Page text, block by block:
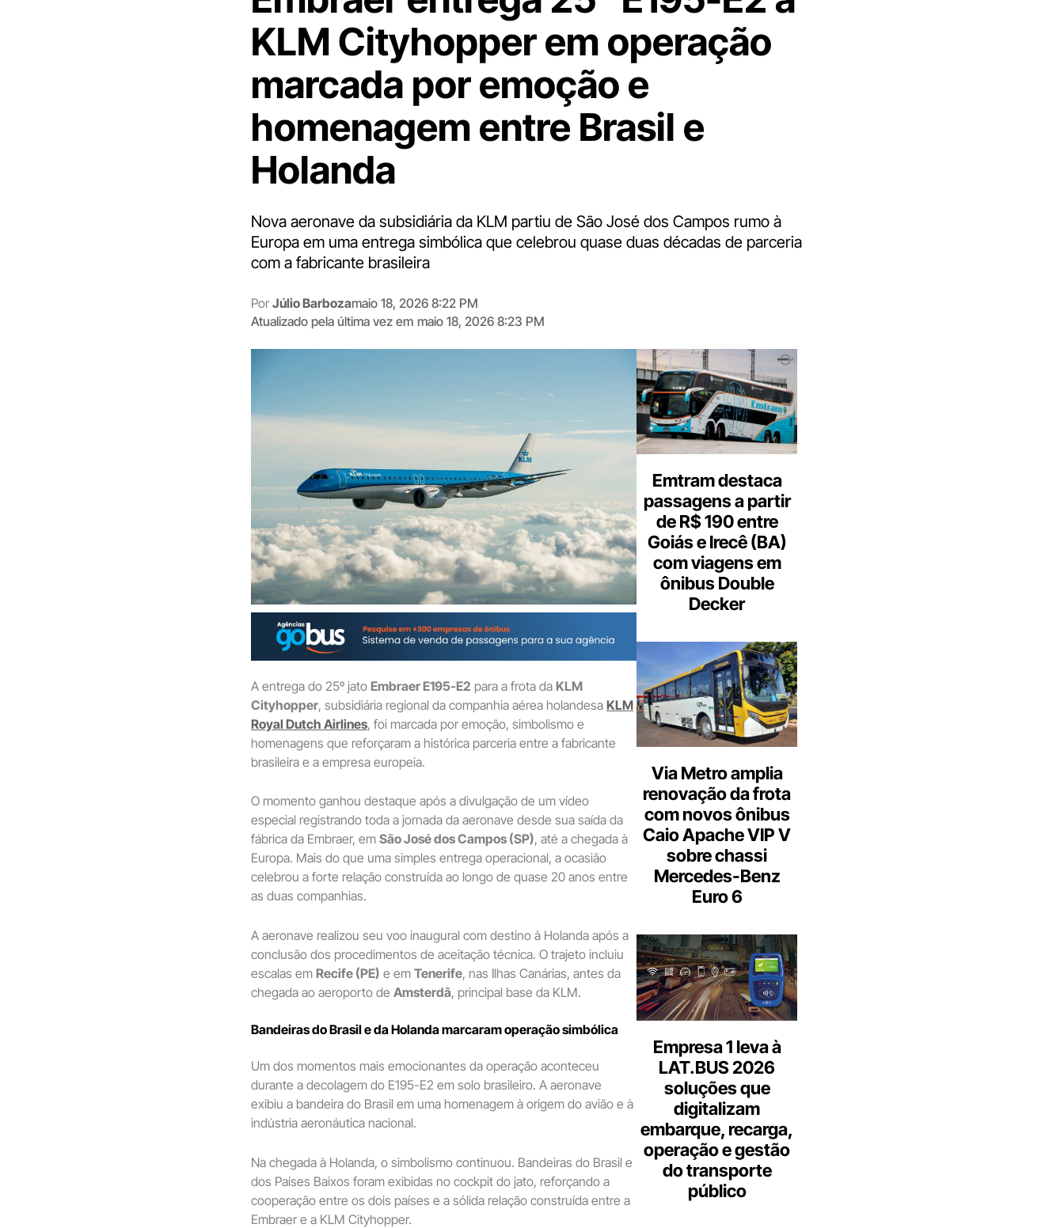
KLM Cityhopper em operação
marcada por emoção e
homenagem entre Brasil e
Holanda
Nova aeronave da subsidiária da KLM partiu de São José dos Campos rumo à
Europa em uma entrega simbólica que celebrou quase duas décadas de parceria
com a fabricante brasileira
Por Júlio Barbozamaio 18, 2026 8:22 PM
Atualizado pela última vez em maio 18, 2026 8:23 PM
A entrega do 25º jato Embraer E195-E2 para a frota da KLM
Cityhopper, subsidiária regional da companhia aérea holandesa KLM
Royal Dutch Airlines, foi marcada por emoção, simbolismo e
homenagens que reforçaram a histórica parceria entre a fabricante
brasileira e a empresa europeia.
O momento ganhou destaque após a divulgação de um vídeo
especial registrando toda a jornada da aeronave desde sua saída da
fábrica da Embraer, em São José dos Campos (SP), até a chegada à
Europa. Mais do que uma simples entrega operacional, a ocasião
celebrou a forte relação construída ao longo de quase 20 anos entre
as duas companhias.
A aeronave realizou seu voo inaugural com destino à Holanda após a
conclusão dos procedimentos de aceitação técnica. O trajeto incluiu
escalas em Recife (PE) e em Tenerife, nas Ilhas Canárias, antes da
chegada ao aeroporto de Amsterdã, principal base da KLM.
Bandeiras do Brasil e da Holanda marcaram operação simbólica
Um dos momentos mais emocionantes da operação aconteceu
durante a decolagem do E195-E2 em solo brasileiro. A aeronave
exibiu a bandeira do Brasil em uma homenagem à origem do avião e à
indústria aeronáutica nacional.
Na chegada à Holanda, o simbolismo continuou. Bandeiras do Brasil e
dos Países Baixos foram exibidas no cockpit do jato, reforçando a
cooperação entre os dois países e a sólida relação construída entre a
Embraer e a KLM Cityhopper.
Emtram destaca
passagens a partir
de R$ 190 entre
Goiás e Irecê (BA)
com viagens em
ônibus Double
Decker
Via Metro amplia
renovação da frota
com novos ônibus
Caio Apache VIP V
sobre chassi
Mercedes-Benz
Euro 6
Empresa 1 leva à
LAT.BUS 2026
soluções que
digitalizam
embarque, recarga,
operação e gestão
do transporte
público
Digite
aqui
o
seu
mail